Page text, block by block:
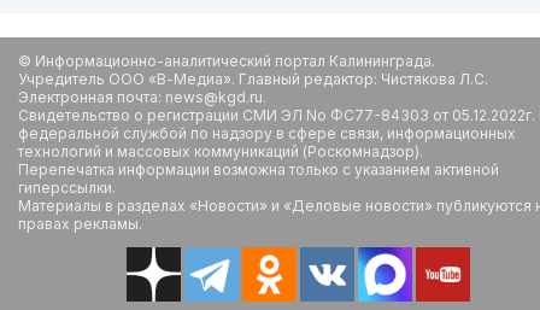
© Информационно-аналитический портал Калининграда.
Учредитель ООО «В-Медиа». Главный редактор: Чистякова Л.С.
Электронная почта: news@kgd.ru.
Свидетельство о регистрации СМИ ЭЛ No ФС77-84303 от
федеральной службой по надзору в сфере связи, информационных
технологий и массовых коммуникаций (Роскомнадзор).
Перепечатка информации возможна только с указанием активной
гиперссылки.
Материалы в разделах «Новости» и «Деловые новости» публикуются
правах рекламы.